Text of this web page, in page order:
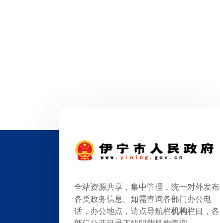
全站资源共享，集中管理，统一对外发布
各类政务信息。如需查询各部门办公电
话，办公地点，请点导航栏机构栏目，各